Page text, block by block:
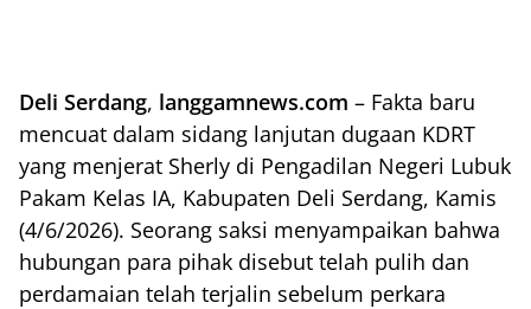
Deli Serdang, langgamnews.com – Fakta baru
mencuat dalam sidang lanjutan dugaan KDRT
yang menjerat Sherly di Pengadilan Negeri Lubuk
Pakam Kelas IA, Kabupaten Deli Serdang, Kamis
(4/6/2026). Seorang saksi menyampaikan bahwa
hubungan para pihak disebut telah pulih dan
perdamaian telah terjalin sebelum perkara